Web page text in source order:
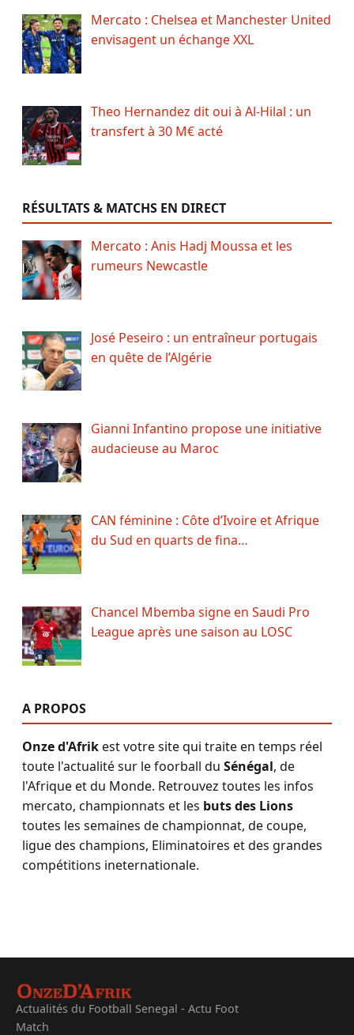
Mercato : Chelsea et Manchester United
envisagent un échange XXL
Theo Hernandez dit oui à Al-Hilal : un
transfert à 30 M€ acté
RÉSULTATS & MATCHS EN DIRECT
Mercato : Anis Hadj Moussa et les
rumeurs Newcastle
José Peseiro : un entraîneur portugais
en quête de l’Algérie
Gianni Infantino propose une initiative
audacieuse au Maroc
CAN féminine : Côte d’Ivoire et Afrique
du Sud en quarts de fina…
Chancel Mbemba signe en Saudi Pro
League après une saison au LOSC
A PROPOS
Onze d'Afrikest votre site qui traite en temps réel
toute l'actualité sur le foorball du Sénégal, de
l'Afrique et du Monde. Retrouvez toutes les infos
mercato, championnats et les buts des Lions
toutes les semaines de championnat, de coupe,
ligue des champions, Eliminatoires et des grandes
compétitions ineternationale.
Actualités du Football Senegal - Actu Foot
Match